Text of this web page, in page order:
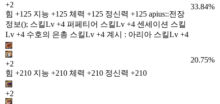
+2
힘 +125 지능 +125 체력 +125 정신력 +125 apius::전장
정보(); 스킬Lv +4 퍼페티어 스킬Lv +4 센세이션 스킬
Lv +4 수호의 은총 스킬Lv +4 계시 : 아리아 스킬Lv +4
33.84%
+2
힘 +210 지능 +210 체력 +210 정신력 +210
20.75%
+2